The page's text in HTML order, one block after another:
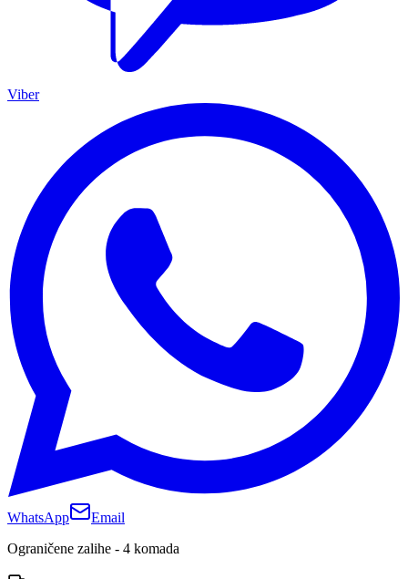
Viber
WhatsApp
Email
Ograničene zalihe - 4 komada